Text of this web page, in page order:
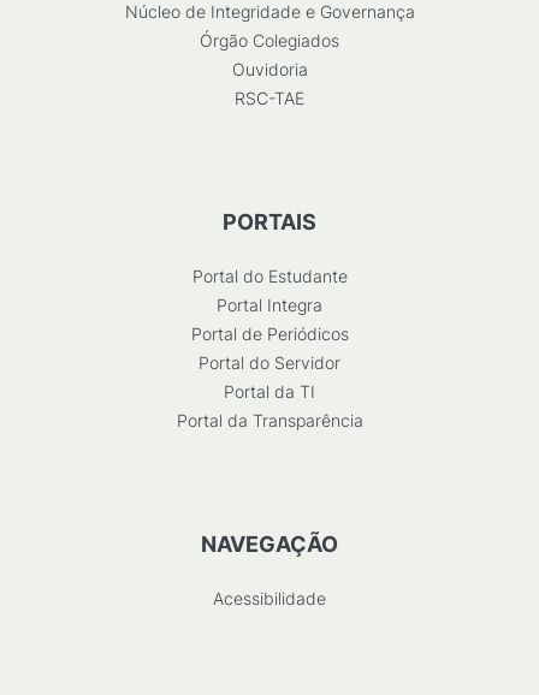
Núcleo de Integridade e Governança
Órgão Colegiados
Ouvidoria
RSC-TAE
PORTAIS
Portal do Estudante
Portal Integra
Portal de Periódicos
Portal do Servidor
Portal da TI
Portal da Transparência
NAVEGAÇÃO
Acessibilidade